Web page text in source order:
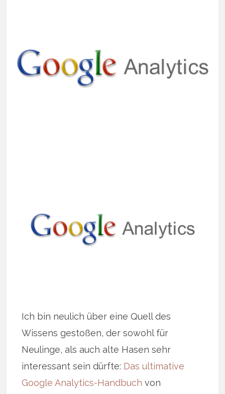
Ich bin neulich über eine Quell des
Wissens gestoßen, der sowohl für
Neulinge, als auch alte Hasen sehr
interessant sein dürfte: Das ultimative
Google Analytics-Handbuch von